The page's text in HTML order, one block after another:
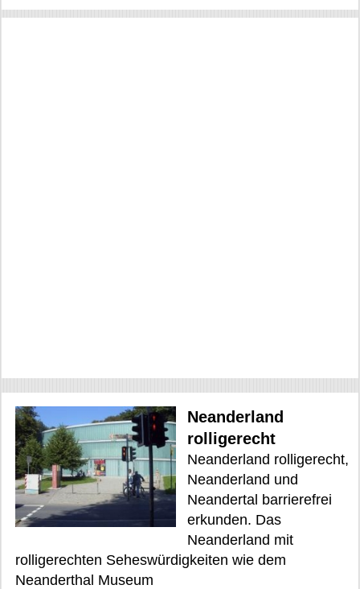
Neanderland
rolligerecht
Neanderland rolligerecht,
Neanderland und
Neandertal barrierefrei
erkunden. Das
Neanderland mit
rolligerechten Seheswürdigkeiten wie dem
Neanderthal Museum